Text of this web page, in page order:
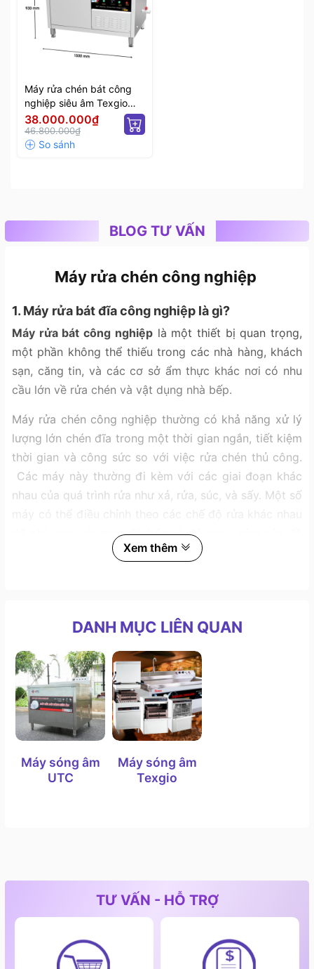
Máy rửa chén bát công
nghiệp siêu âm Texgio
Ultrasonic Standard TGU-
1500SS
38.000.000₫
46.800.000₫
BLOG TƯ VẤN
Máy rửa chén công nghiệp
1. Máy rửa bát đĩa công nghiệp là gì?
Máy rửa bát công nghiệplà một thiết bị quan trọng,
một phần không thể thiếu trong các nhà hàng, khách
sạn, căng tin, và các cơ sở ẩm thực khác nơi có nhu
cầu lớn về rửa chén và vật dụng nhà bếp.
Máy rửa chén công nghiệp thường có khả năng xử lý
lượng lớn chén đĩa trong một thời gian ngắn, tiết kiệm
thời gian và công sức so với việc rửa chén thủ công.
Các máy này thường đi kèm với các giai đoạn khác
nhau của quá trình rửa như xả, rửa, súc, và sấy. Một số
để phù hợp với mức độ bẩn và độ nhạy cảm của đồ
dụng liên tục và lâu dài trong các nhà hàng,
2. Phân loại và cấu tạo máy rửa bát công nghiệp
2.1. Máy rửa chén công nghiệp cửa sập
Máy rửa chén công nghiệp cửa sập
Máy rửa chén công nghiệp cửa sập là một loại máy
nghiệp như nhà hàng, khách sạn và cơ sở ẩm thực
Xem thêm
DANH MỤC LIÊN QUAN
Máy sóng âm
UTC
Máy sóng âm
Texgio
TƯ VẤN - HỖ TRỢ